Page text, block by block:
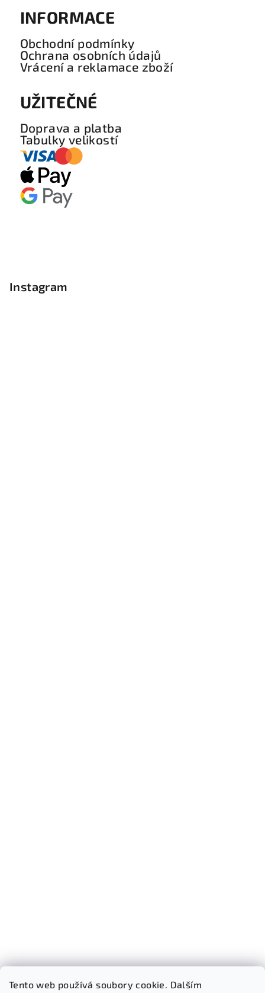
Tento web používá soubory cookie. Dalším
INFORMACE
Obchodní podmínky
Ochrana osobních údajů
Vrácení a reklamace zboží
UŽITEČNÉ
Doprava a platba
Tabulky velikostí
Instagram